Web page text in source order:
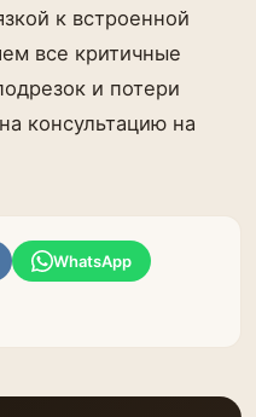
к встроенной
все критичные
и потери
консультацию на
WhatsApp